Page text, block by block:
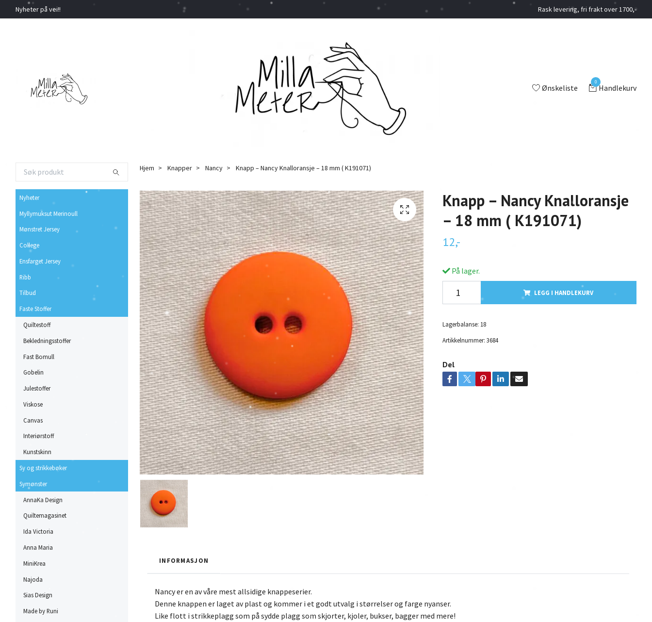
Nyheter på vei!! Rask levering, fri frakt over 1700,-
Ønskeliste
0
Handlekurv
Nyheter
Myllymuksut Merinoull
Mønstret Jersey
College
Ensfarget Jersey
Ribb
Tilbud
Faste Stoffer
Quiltestoff
Bekledningsstoffer
Fast Bomull
Gobelin
Julestoffer
Viskose
Canvas
Interiørstoff
Kunstskinn
Sy og strikkebøker
Symønster
AnnaKa Design
Quiltemagasinet
Ida Victoria
Anna Maria
MiniKrea
Najoda
Sias Design
Made by Runi
Hjem Knapper Nancy Knapp – Nancy Knalloransje – 18 mm ( K191071)
Knapp – Nancy Knalloransje
– 18 mm ( K191071)
12,-
På lager.
LEGG I HANDLEKURV
Lagerbalanse: 18
Artikkelnummer: 3684
Del
INFORMASJON
Nancy er en av våre mest allsidige knappeserier.
Denne knappen er laget av plast og kommer i et godt utvalg i størrelser og farge nyanser.
Like flott i strikkeplagg som på sydde plagg som skjorter, kjoler, bukser, bagger med mere!